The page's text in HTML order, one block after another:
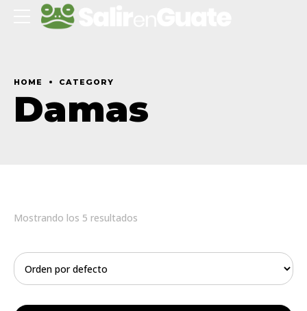
HOME CATEGORY
Damas
Mostrando los 5 resultados